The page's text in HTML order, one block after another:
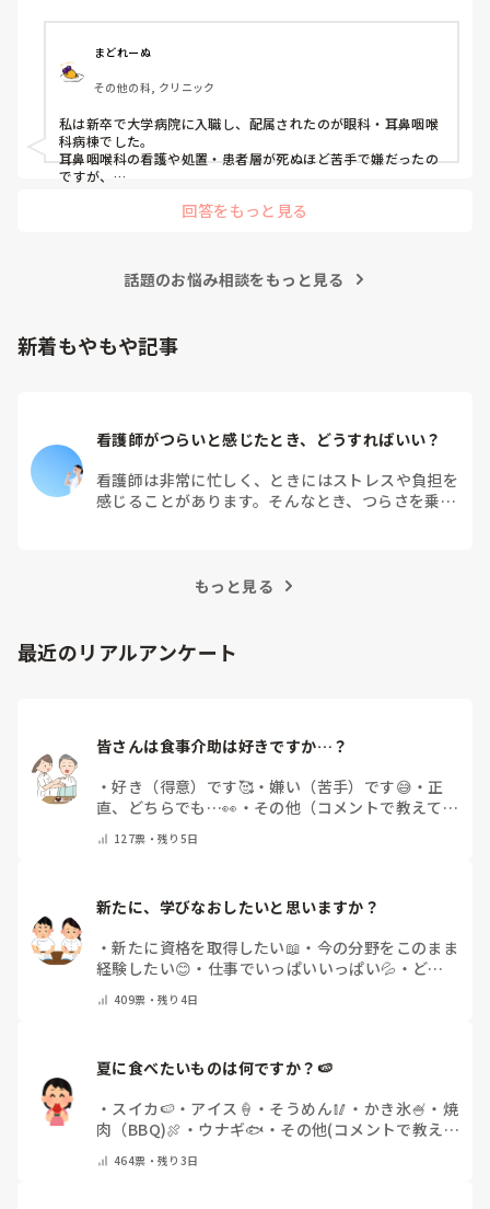
まどれーぬ
その他の科, クリニック
私は新卒で大学病院に入職し、配属されたのが眼科・耳鼻咽喉
科病棟でした。
耳鼻咽喉科の看護や処置・患者層が死ぬほど苦手で嫌だったの
ですが、
異動の声がかかる前に眼科クリニックに転職しました。
回答をもっと見る
話題のお悩み相談をもっと見る
新着もやもや記事
看護師がつらいと感じたとき、どうすればいい？
看護師は非常に忙しく、ときにはストレスや負担を
感じることがあります。そんなとき、つらさを乗り
もっと見る
最近のリアルアンケート
皆さんは食事介助は好きですか…？
・好き（得意）です🥰・嫌い（苦手）です😅 ・ 正
直、どちらでも…👀 ・ その他（コメントで教えてく
127票・残り5日
新たに、学びなおしたいと思いますか？
・新たに資格を取得したい📖 ・ 今の分野をこのまま
経験したい😊 ・ 仕事でいっぱいいっぱい💦 ・ どん
教えてください）
409票・残り4日
夏に食べたいものは何ですか？🍉
・ スイカ🍉 ・ アイス🍦 ・ そうめん🥢 ・ かき氷🍧 ・ 焼
肉（BBQ)🍖 ・ ウナギ🐟 ・ その他(コメントで教え
464票・残り3日